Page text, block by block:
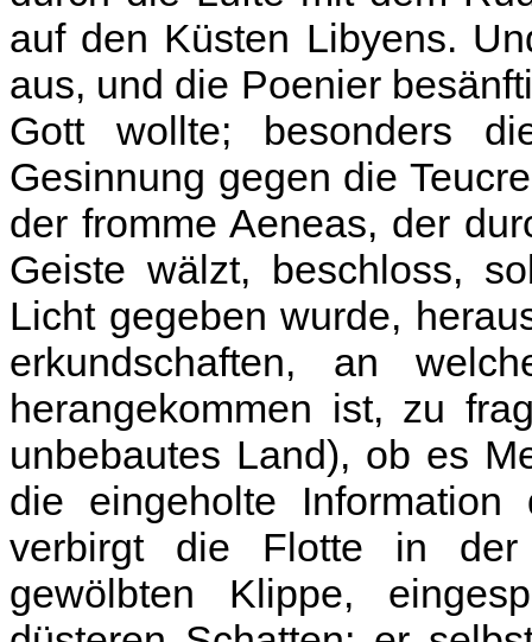
auf den Küsten Libyens.
aus, und die Poenier
Gott wollte; besonders
Gesinnung gegen die
der fromme Aeneas, der
Geiste wälzt, beschloss,
Licht gegeben wurde,
erkundschaften, an
herangekommen ist, zu
unbebautes Land), ob es
die eingeholte
verbirgt die Flotte in
gewölbten Klippe,